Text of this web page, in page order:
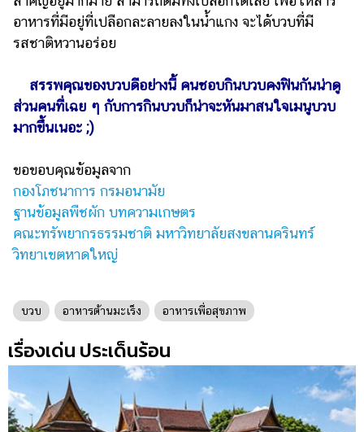
อาหารที่มีอยู่ที่เปลือกละลายลงในน้ำแกง จะได้บวบที่มี
รสชาติหวานอร่อย
สรรพคุณของบวบดีอย่างนี้ คนชอบกินบวบคงฟินกันน่าดู
ส่วนคนที่เฉย ๆ กับการกินบวบก็น่าจะหันมาสนใจเมนูบวบ
มากขึ้นเนอะ ;)
ขอขอบคุณข้อมูลจาก
กองโภชนาการ กรมอนามัย
ฐานข้อมูลพืชผัก บทความเกษตร
คณะทรัพยากรธรรมชาติ มหาวิทยาลัยสงขลานครินทร์
วิทยาเขตหาดใหญ่
บวบ อาหารต้านมะเร็ง อาหารเพื่อสุขภาพ
เรื่องเด่น ประเด็นร้อน